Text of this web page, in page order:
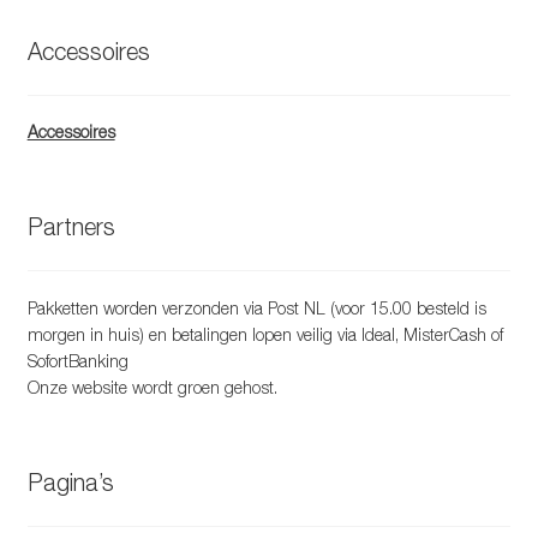
Accessoires
Accessoires
Partners
Pakketten worden verzonden via Post NL (voor 15.00 besteld is
morgen in huis) en betalingen lopen veilig via Ideal, MisterCash of
SofortBanking
Onze website wordt groen gehost.
Pagina’s